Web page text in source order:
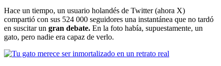
Hace un tiempo, un usuario holandés de Twitter (ahora X)
compartió con sus 524 000 seguidores una instantánea que no tardó
en suscitar un gran debate. En la foto había, supuestamente, un
gato, pero nadie era capaz de verlo.